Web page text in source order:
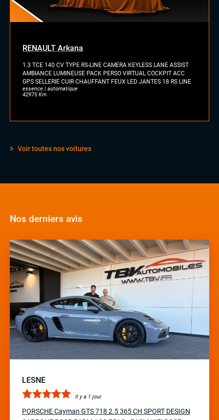
Rétroviseurs électriques
Sellerie cuir
Vitres électriques
EXTÉRIEUR
Feux full LED
Jantes alu
RENAULT Arkana
1.3 TCE 140 CV TYPE RS-LINE CAMERA KEYLESS LANE ASSIST
AMBIANCE LUMINEUSE PACK PERSO VIRTUAL COCKPIT ACC
GPS SELLERIE CUIR CHAUFFANT FEUX LED JANTES 18 RS LINE
essence | automatique
42975 Km
Voir toutes nos voitures
Nos derniers avis
LESNE
Il y a 1 jour
PORSCHE Cayman GTS 718 2.5 365 CH SPORT DESIGN